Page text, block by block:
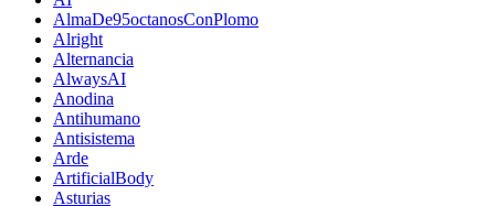
AlmaDe95octanosConPlomo
Alright
Alternancia
AlwaysAI
Anodina
Antihumano
Antisistema
Arde
ArtificialBody
Asturias